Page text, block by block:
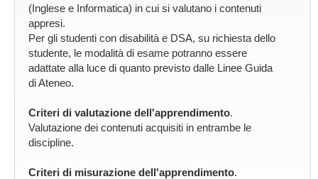
(Inglese e Informatica) in cui si valutano i contenuti
appresi.
Per gli studenti con disabilità e DSA, su richiesta dello
studente, le modalità di esame potranno essere
adattate alla luce di quanto previsto dalle Linee Guida
di Ateneo.
Criteri di valutazione dell'apprendimento.
Valutazione dei contenuti acquisiti in entrambe le
discipline.
Criteri di misurazione dell'apprendimento.